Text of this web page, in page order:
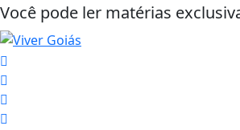
Você pode ler matérias